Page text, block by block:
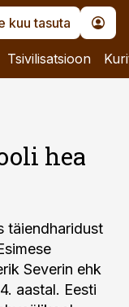
kuu tasuta
Tsivilisatsioon
hea
täiendharidust
Severin ehk
aastal. Eesti